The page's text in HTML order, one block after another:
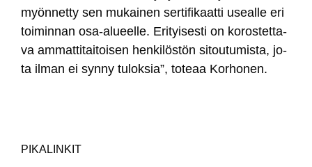
myön­net­ty sen mu­kai­nen ser­ti­fi­kaat­ti useal­le eri
toi­min­nan osa-alueel­le. Eri­tyi­ses­ti on ko­ros­tet­ta­
va am­mat­ti­tai­toi­sen hen­ki­lös­tön si­tou­tu­mis­ta, jo­
ta il­man ei syn­ny tu­lok­sia”, to­teaa Kor­ho­nen.
PIKALINKIT